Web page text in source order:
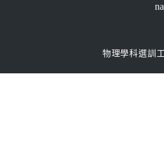
物理學科選